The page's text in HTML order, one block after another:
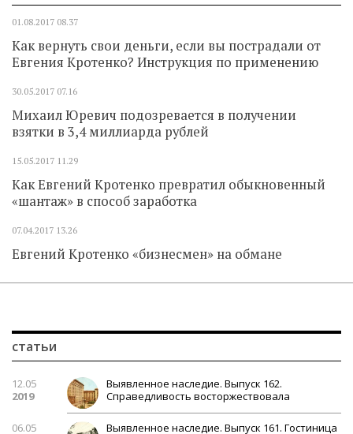
01.08.2017 08.37
Как вернуть свои деньги, если вы пострадали от
Евгения Кротенко? Инструкция по применению
30.05.2017 07.16
Михаил Юревич подозревается в получении
взятки в 3,4 миллиарда рублей
15.05.2017 11.29
Как Евгений Кротенко превратил обыкновенный
«шантаж» в способ заработка
07.04.2017 13.26
Евгений Кротенко «бизнесмен» на обмане
статьи
12.05
2019
Выявленное наследие. Выпуск 162.
Справедливость восторжествовала
06.05
Выявленное наследие. Выпуск 161. Гостиница